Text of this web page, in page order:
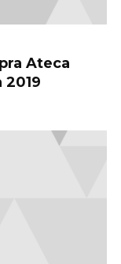
Ateca